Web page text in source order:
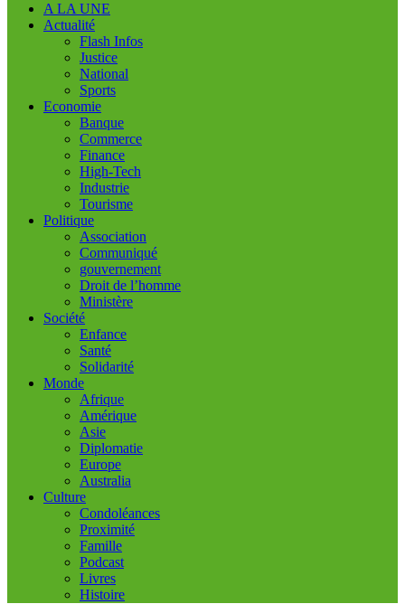
A LA UNE
Actualité
Flash Infos
Justice
National
Sports
Economie
Banque
Commerce
Finance
High-Tech
Industrie
Tourisme
Politique
Association
Communiqué
gouvernement
Droit de l’homme
Ministère
Société
Enfance
Santé
Solidarité
Monde
Afrique
Amérique
Asie
Diplomatie
Europe
Australia
Culture
Condoléances
Proximité
Famille
Podcast
Livres
Histoire